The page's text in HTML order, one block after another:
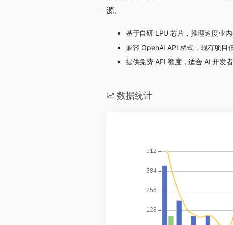
源。
基于自研 LPU 芯片，推理速度业
兼容 OpenAI API 格式，现有项目
提供免费 API 额度，适合 AI 开发
数据统计